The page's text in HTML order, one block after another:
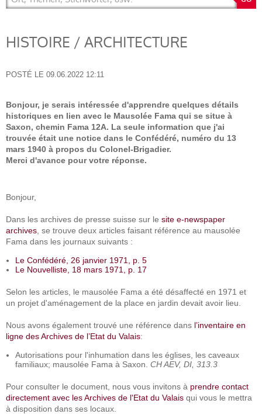
HISTOIRE / ARCHITECTURE
POSTÉ LE 09.06.2022 12:11
Bonjour, je serais intéressée d'apprendre quelques détails
historiques en lien avec le Mausolée Fama qui se situe à
Saxon, chemin Fama 12A. La seule information que j'ai
trouvée était une notice dans le Confédéré, numéro du 13
mars 1940 à propos du Colonel-Brigadier.
Merci d'avance pour votre réponse.
Bonjour,
Dans les archives de presse suisse sur le site e-newspaper
archives , se trouve deux articles faisant référence au mausolée
Fama dans les journaux suivants :
Le Confédéré, 26 janvier 1971, p. 5
Le Nouvelliste, 18 mars 1971, p. 17
Selon les articles, le mausolée Fama a été désaffecté en 1971 et
un projet d'aménagement de la place en jardin devait avoir lieu.
Nous avons également trouvé une référence dans l’inventaire en
ligne des Archives de l’Etat du Valais:
Autorisations pour l'inhumation dans les églises, les caveaux
familiaux; mausolée Fama à Saxon. CH AEV, DI, 313.3
Pour consulter le document, nous vous invitons à prendre contact
directement avec les Archives de l'Etat du Valais qui vous le mettra
à disposition dans ses locaux.